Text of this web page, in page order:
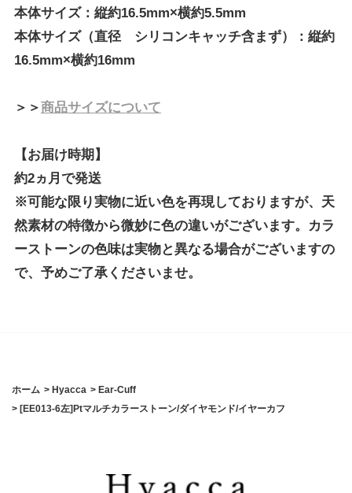
本体サイズ：縦約16.5mm×横約5.5mm
本体サイズ（直径 シリコンキャッチ含まず）：縦約
16.5mm×横約16mm
＞＞商品サイズについて
【お届け時期】
約2ヵ月で発送
※可能な限り実物に近い色を再現しておりますが、天
然素材の特徴から微妙に色の違いがございます。カラ
ーストーンの色味は実物と異なる場合がございますの
で、予めご了承くださいませ。
ホーム > Hyacca > Ear-Cuff
> [EE013-6左]Ptマルチカラーストーン/ダイヤモンド/イヤーカフ